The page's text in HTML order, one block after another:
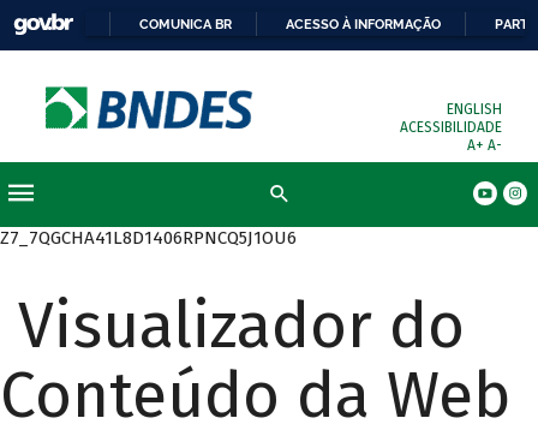
COMUNICA BR ACESSO À INFORMAÇÃO
ENGLISH
ACESSIBILIDADE
A+ A-
Z7_7QGCHA41L8D1406RPNCQ5J1OU6
Visualizador do
Conteúdo da Web